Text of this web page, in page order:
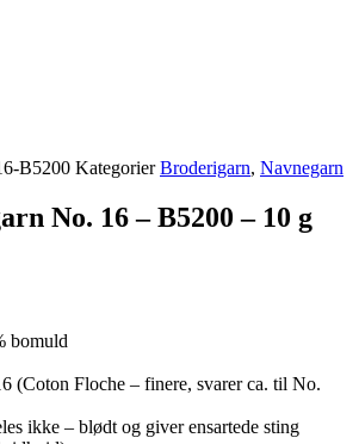
B5200 Kategorier Broderigarn, Navnegarn
No. 16 – B5200 – 10 g
bomuld
(Coton Floche – finere, svarer ca. til No.
ikke – blødt og giver ensartede sting